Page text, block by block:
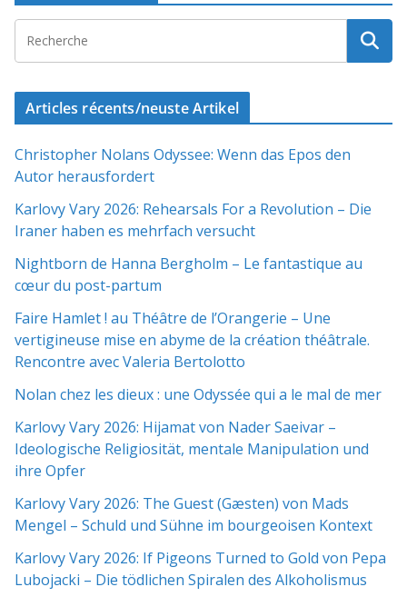
Articles récents/neuste Artikel
Christopher Nolans Odyssee: Wenn das Epos den
Autor herausfordert
Karlovy Vary 2026: Rehearsals For a Revolution – Die
Iraner haben es mehrfach versucht
Nightborn de Hanna Bergholm – Le fantastique au
cœur du post-partum
Faire Hamlet ! au Théâtre de l’Orangerie – Une
vertigineuse mise en abyme de la création théâtrale.
Rencontre avec Valeria Bertolotto
Nolan chez les dieux : une Odyssée qui a le mal de mer
Karlovy Vary 2026: Hijamat von Nader Saeivar​​ –
Ideologische Religiosität, mentale Manipulation und
ihre Opfer
Karlovy Vary 2026: The Guest (Gæsten) von Mads
Mengel – Schuld und Sühne im bourgeoisen Kontext
Karlovy Vary 2026: If Pigeons Turned to Gold von Pepa
Lubojacki – Die tödlichen Spiralen des Alkoholismus